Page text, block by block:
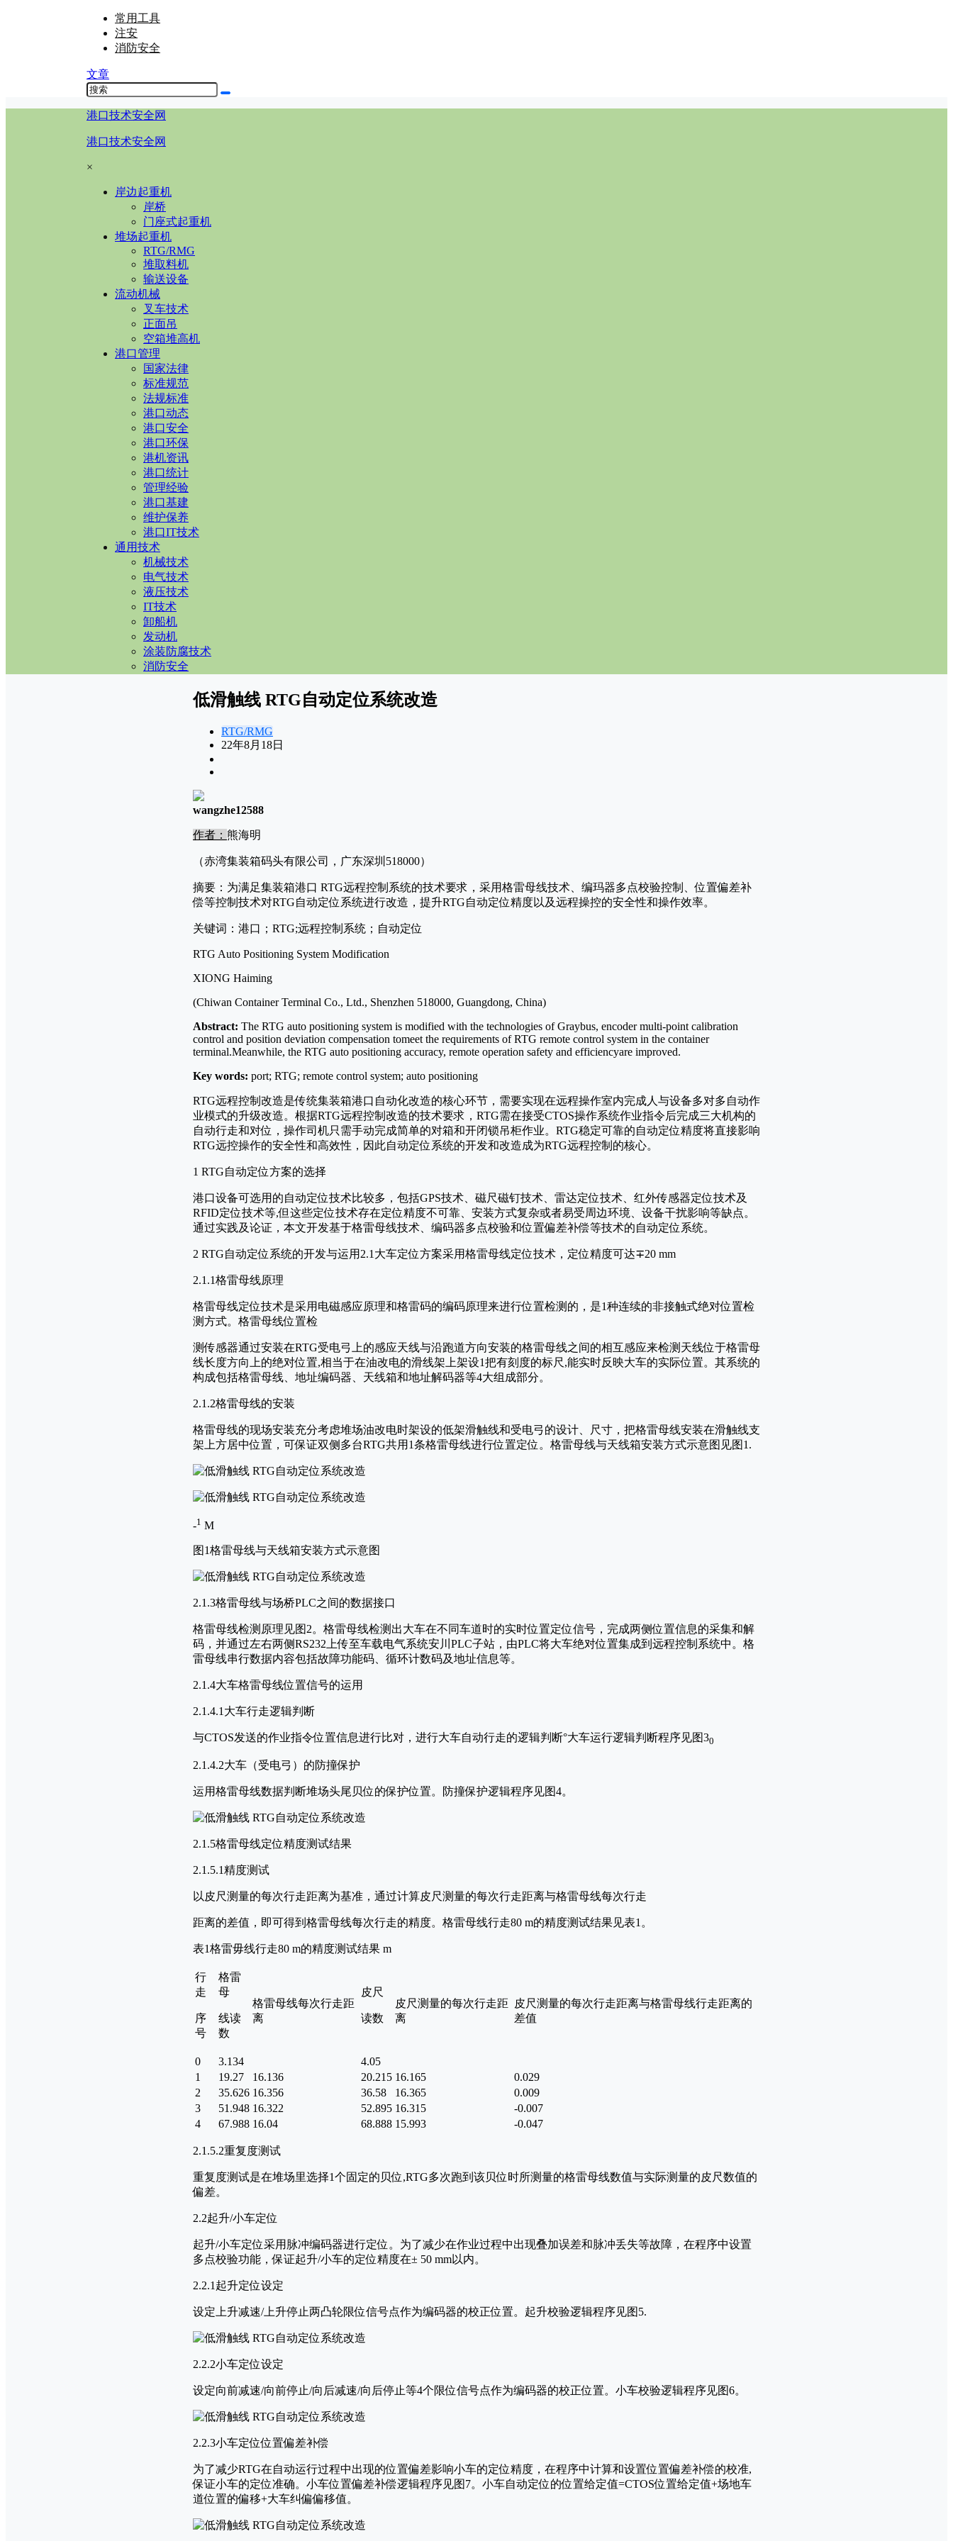
常用工具
注安
消防安全
文章
港口技术安全网
港口技术安全网
×
岸边起重机
岸桥
门座式起重机
堆场起重机
RTG/RMG
堆取料机
输送设备
流动机械
叉车技术
正面吊
空箱堆高机
港口管理
国家法律
标准规范
法规标准
港口动态
港口安全
港口环保
港机资讯
港口统计
管理经验
港口基建
维护保养
港口IT技术
通用技术
机械技术
电气技术
液压技术
IT技术
卸船机
发动机
涂装防腐技术
消防安全
低滑触线 RTG自动定位系统改造
RTG/RMG
22年8月18日
wangzhe12588
作者： 熊海明
（赤湾集装箱码头有限公司，广东深圳518000）
摘要：为满足集装箱港口 RTG远程控制系统的技术要求，采用格雷母线技术、编玛器多点校验控制、位置偏差补
偿等控制技术对RTG自动定位系统进行改造，提升RTG自动定位精度以及远程操控的安全性和操作效率。
关键词：港口；RTG;远程控制系统；自动定位
RTG Auto Positioning System Modification
XIONG Haiming
(Chiwan Container Terminal Co., Ltd., Shenzhen 518000, Guangdong, China)
Abstract: The RTG auto positioning system is modified with the technologies of Graybus, encoder multi-point calibration
control and position deviation compensation tomeet the requirements of RTG remote control system in the container
terminal.Meanwhile, the RTG auto positioning accuracy, remote operation safety and efficiencyare improved.
Key words: port; RTG; remote control system; auto positioning
RTG远程控制改造是传统集装箱港口自动化改造的核心环节，需要实现在远程操作室内完成人与设备多对多自动作
业模式的升级改造。根据RTG远程控制改造的技术要求，RTG需在接受CTOS操作系统作业指令后完成三大机构的
自动行走和对位，操作司机只需手动完成简单的对箱和开闭锁吊柜作业。RTG稳定可靠的自动定位精度将直接影响
RTG远控操作的安全性和高效性，因此自动定位系统的开发和改造成为RTG远程控制的核心。
1 RTG自动定位方案的选择
港口设备可选用的自动定位技术比较多，包括GPS技术、磁尺磁钉技术、雷达定位技术、红外传感器定位技术及
RFID定位技术等,但这些定位技术存在定位精度不可靠、安装方式复杂或者易受周边环境、设备干扰影响等缺点。
通过实践及论证，本文开发基于格雷母线技术、编码器多点校验和位置偏差补偿等技术的自动定位系统。
2 RTG自动定位系统的开发与运用2.1大车定位方案采用格雷母线定位技术，定位精度可达∓20 mm
2.1.1格雷母线原理
格雷母线定位技术是采用电磁感应原理和格雷码的编码原理来进行位置检测的，是1种连续的非接触式绝对位置检
测方式。格雷母线位置检
测传感器通过安装在RTG受电弓上的感应天线与沿跑道方向安装的格雷母线之间的相互感应来检测天线位于格雷母
线长度方向上的绝对位置,相当于在油改电的滑线架上架设1把有刻度的标尺,能实时反映大车的实际位置。其系统的
构成包括格雷母线、地址编码器、天线箱和地址解码器等4大组成部分。
2.1.2格雷母线的安装
格雷母线的现场安装充分考虑堆场油改电时架设的低架滑触线和受电弓的设计、尺寸，把格雷母线安装在滑触线支
架上方居中位置，可保证双侧多台RTG共用1条格雷母线进行位置定位。格雷母线与天线箱安装方式示意图见图1.
-1 M
图1格雷母线与天线箱安装方式示意图
2.1.3格雷母线与场桥PLC之间的数据接口
格雷母线检测原理见图2。格雷母线检测出大车在不同车道时的实时位置定位信号，完成两侧位置信息的采集和解
码，并通过左右两侧RS232上传至车载电气系统安川PLC子站，由PLC将大车绝对位置集成到远程控制系统中。格
雷母线串行数据内容包括故障功能码、循环计数码及地址信息等。
2.1.4大车格雷母线位置信号的运用
2.1.4.1大车行走逻辑判断
与CTOS发送的作业指令位置信息进行比对，进行大车自动行走的逻辑判断°大车运行逻辑判断程序见图30
2.1.4.2大车（受电弓）的防撞保护
运用格雷母线数据判断堆场头尾贝位的保护位置。防撞保护逻辑程序见图4。
2.1.5格雷母线定位精度测试结果
2.1.5.1精度测试
以皮尺测量的每次行走距离为基准，通过计算皮尺测量的每次行走距离与格雷母线每次行走
距离的差值，即可得到格雷母线每次行走的精度。格雷母线行走80 m的精度测试结果见表1。
表1格雷毋线行走80 m的精度测试结果 m
行
走
序
号
格雷
母
线读
数
格雷母线每次行走距
离
皮尺
读数
皮尺测量的每次行走距
离
皮尺测量的每次行走距离与格雷母线行走距离的
差值
0 3.134
4.05
1
19.27 16.136 20.215 16.165
0.029
2
35.626 16.356 36.58 16.365
0.009
3
51.948 16.322 52.895 16.315
-0.007
4
67.988 16.04 68.888 15.993 -0.047
2.1.5.2重复度测试
重复度测试是在堆场里选择1个固定的贝位,RTG多次跑到该贝位时所测量的格雷母线数值与实际测量的皮尺数值的
偏差。
2.2起升/小车定位
起升/小车定位采用脉冲编码器进行定位。为了减少在作业过程中出现叠加误差和脉冲丢失等故障，在程序中设置
多点校验功能，保证起升/小车的定位精度在± 50 mm以内。
2.2.1起升定位设定
设定上升减速/上升停止两凸轮限位信号点作为编码器的校正位置。起升校验逻辑程序见图5.
2.2.2小车定位设定
设定向前减速/向前停止/向后减速/向后停止等4个限位信号点作为编码器的校正位置。小车校验逻辑程序见图6。
2.2.3小车定位位置偏差补偿
为了减少RTG在自动运行过程中出现的位置偏差影响小车的定位精度，在程序中计算和设置位置偏差补偿的校准,
保证小车的定位准确。小车位置偏差补偿逻辑程序见图7。小车自动定位的位置给定值=CTOS位置给定值+场地车
道位置的偏移+大车纠偏偏移值。